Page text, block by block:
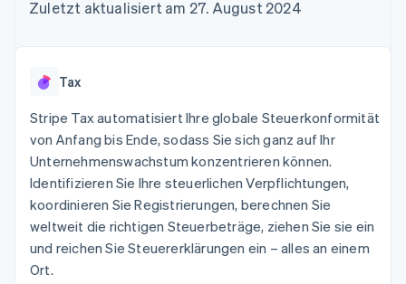
Authorization
Optimierung der
Autorisierungsraten
Link
Beschleunigter
Bezahlvorgang
Financial
Connections
Finanzdaten
Data Pipeline
Datensynchronisierung
Geldmanagement
SaaS
Nach Branche
KI-Unternehmen
Gaming
Bewirtung, Reisen und
Freizeit
Versicherungen
Medien und
Marktplatz auf
Abonnementverwaltung
Abrechnung um
Stablecoin-gestützte
Karten ausgeben: So
geht´s
Bereitstellung und
Verwaltung von
Diensten mit Agenten
Kontakt
kontaktieren
Partner werden
Zuletzt aktualisiert am 27. August 2024
Tax
Stripe Tax automatisiert Ihre globale Steuerkonformität
von Anfang bis Ende, sodass Sie sich ganz auf Ihr
Unternehmenswachstum konzentrieren können.
Identifizieren Sie Ihre steuerlichen Verpflichtungen,
koordinieren Sie Registrierungen, berechnen Sie
weltweit die richtigen Steuerbeträge, ziehen Sie sie ein
und reichen Sie Steuererklärungen ein – alles an einem
Ort.